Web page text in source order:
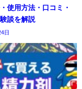
使用方法・口コミ・
談を解説
日